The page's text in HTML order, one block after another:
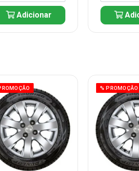
Adicionar
% PROMOÇÃO